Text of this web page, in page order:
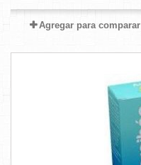
Agregar para comparar